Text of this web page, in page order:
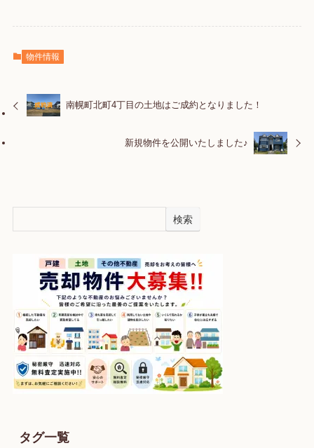
物件情報
南幌町北町4丁目の土地はご成約となりました！
新規物件を公開いたしました♪
検索
タグ一覧